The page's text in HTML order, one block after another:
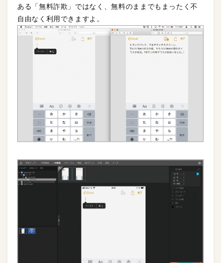
ある「無料詐欺」ではなく、無料のままでもまったく不
自由なく利用できますよ。